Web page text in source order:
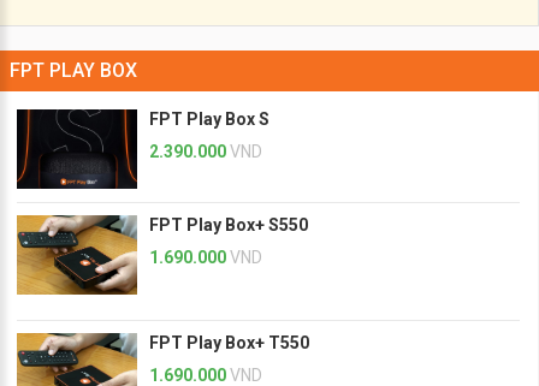
FPT PLAY BOX
FPT Play Box S
2.390.000VND
FPT Play Box+ S550
1.690.000VND
FPT Play Box+ T550
1.690.000VND